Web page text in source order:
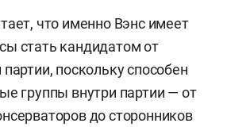
что именно Вэнс имеет
стать кандидатом от
поскольку способен
группы внутри партии — от
до сторонников